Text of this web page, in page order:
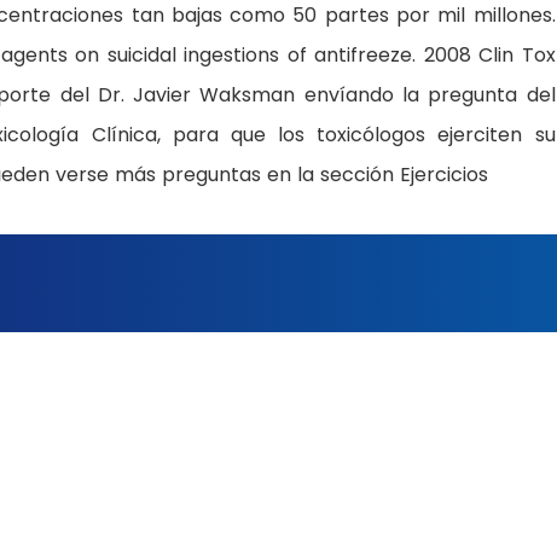
tan bajas como 50 partes por mil millones.
on suicidal ingestions of antifreeze. 2008 Clin Tox
del Dr. Javier Waksman envíando la pregunta del
Clínica, para que los toxicólogos ejerciten su
verse más preguntas en la sección Ejercicios